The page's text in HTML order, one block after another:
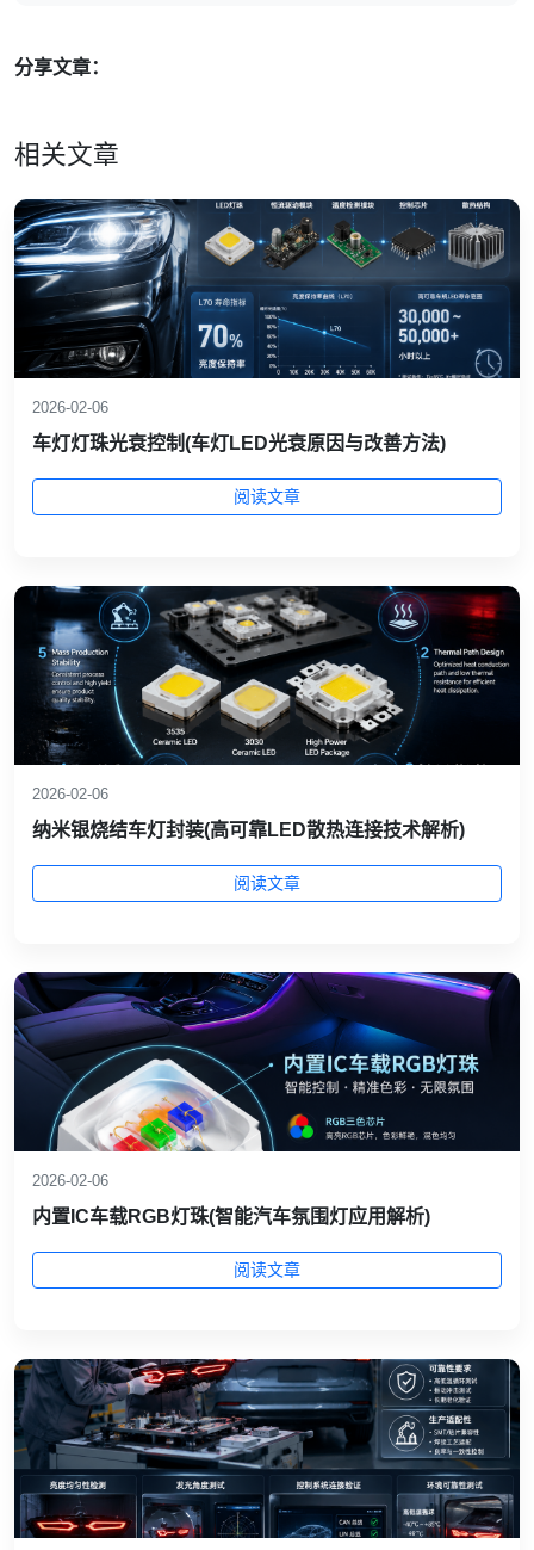
分享文章：
相关文章
2026-02-06
车灯灯珠光衰控制(车灯LED光衰原因与改善方法)
阅读文章
2026-02-06
纳米银烧结车灯封装(高可靠LED散热连接技术解析)
阅读文章
2026-02-06
内置IC车载RGB灯珠(智能汽车氛围灯应用解析)
阅读文章